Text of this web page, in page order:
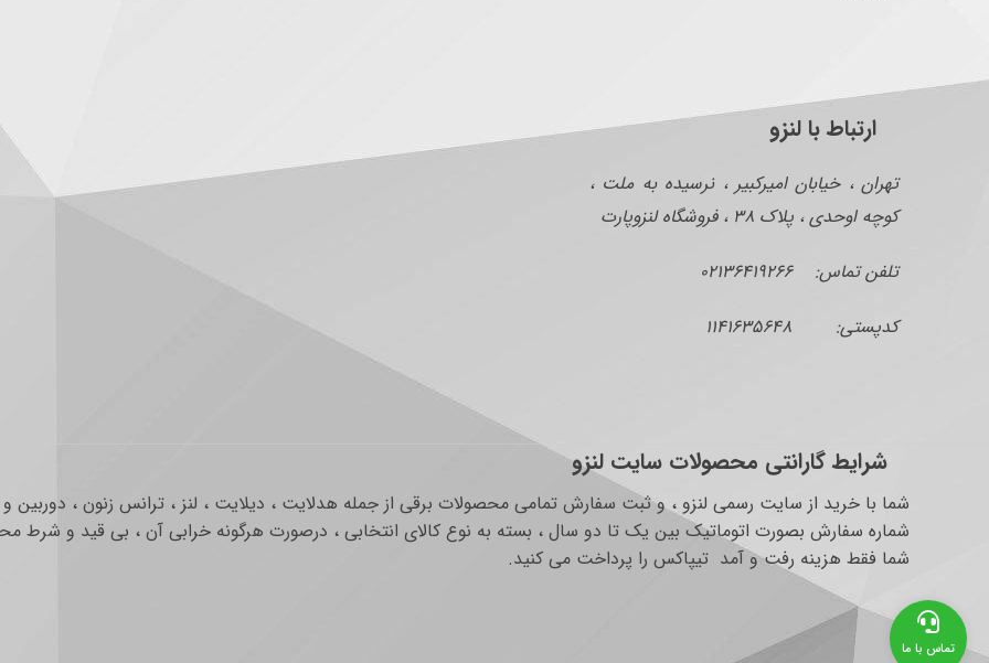
ارتباط با لنزو
تهران ، خیابان امیرکبیر ، نرسیده به ملت ،
کوچه اوحدی ، پلاک ۳۸ ، فروشگاه لنزوپارت
تلفن تماس: ۰۲۱۳۶۴۱۹۲۶۶
کدپستی: ۱۱۴۱۶۳۵۶۴۸
شرایط گارانتی محصولات سایت لنزو
شما با خرید از سایت رسمی لنزو ، و ثبت سفارش تمامی محصولات برقی از جمله هدلایت ، دیلایت ، لنز ، ترانس زنون ،
شماره سفارش بصورت اتوماتیک بین یک تا دو سال ، بسته به نوع کالای انتخابی ، درصورت هرگونه خرابی آن ، بی قید و شرط
شما فقط هزینه رفت و آمد تیپاکس را پرداخت می کنید.
تماس با ما